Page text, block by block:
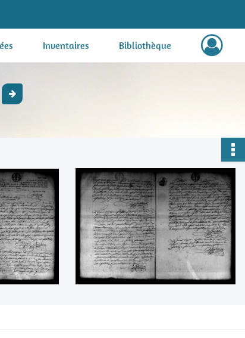
Inventaires Bibliothèque